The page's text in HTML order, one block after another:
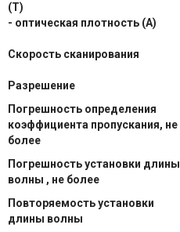
(Т)
- оптическая плотность (А)
Скорость сканирования
Разрешение
Погрешность определения
коэффициента пропускания, не
более
Погрешность установки длины
волны , не более
Повторяемость установки
длины волны